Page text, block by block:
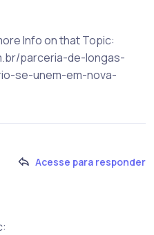
Info on that Topic:
parceria-de-longas-
se-unem-em-nova-
Acesse para responder